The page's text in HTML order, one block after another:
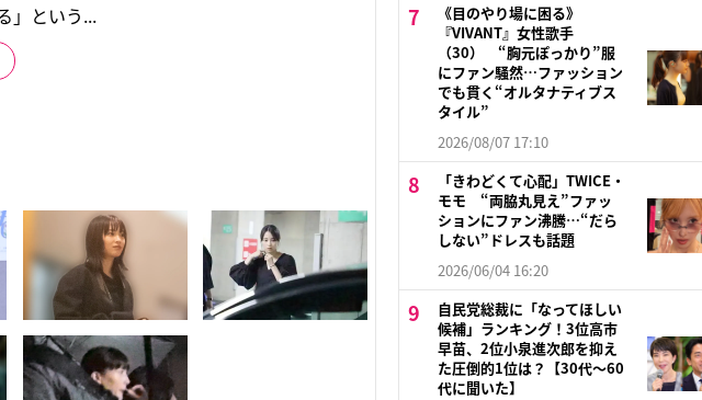
」という...
《目のやり場に困る》
『VIVANT』女性歌手
（30） “胸元ぽっかり”服
にファン騒然…ファッション
でも貫く“オルタナティブス
タイル”
2026/08/07 17:10
「きわどくて心配」TWICE・
モモ “両脇丸見え”ファッ
ションにファン沸騰…“だら
しない”ドレスも話題
2026/06/04 16:20
自民党総裁に「なってほしい
候補」ランキング！3位高市
早苗、2位小泉進次郎を抑え
た圧倒的1位は？【30代〜60
代に聞いた】